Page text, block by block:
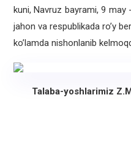
kuni, Navruz bayrami, 9 may
jahon va respublikada ro’y
ko’lamda nishonlanib
Talaba-yoshlarimiz